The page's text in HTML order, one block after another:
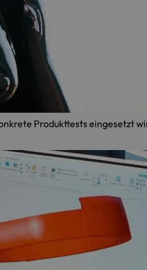
Produkttests eingesetzt